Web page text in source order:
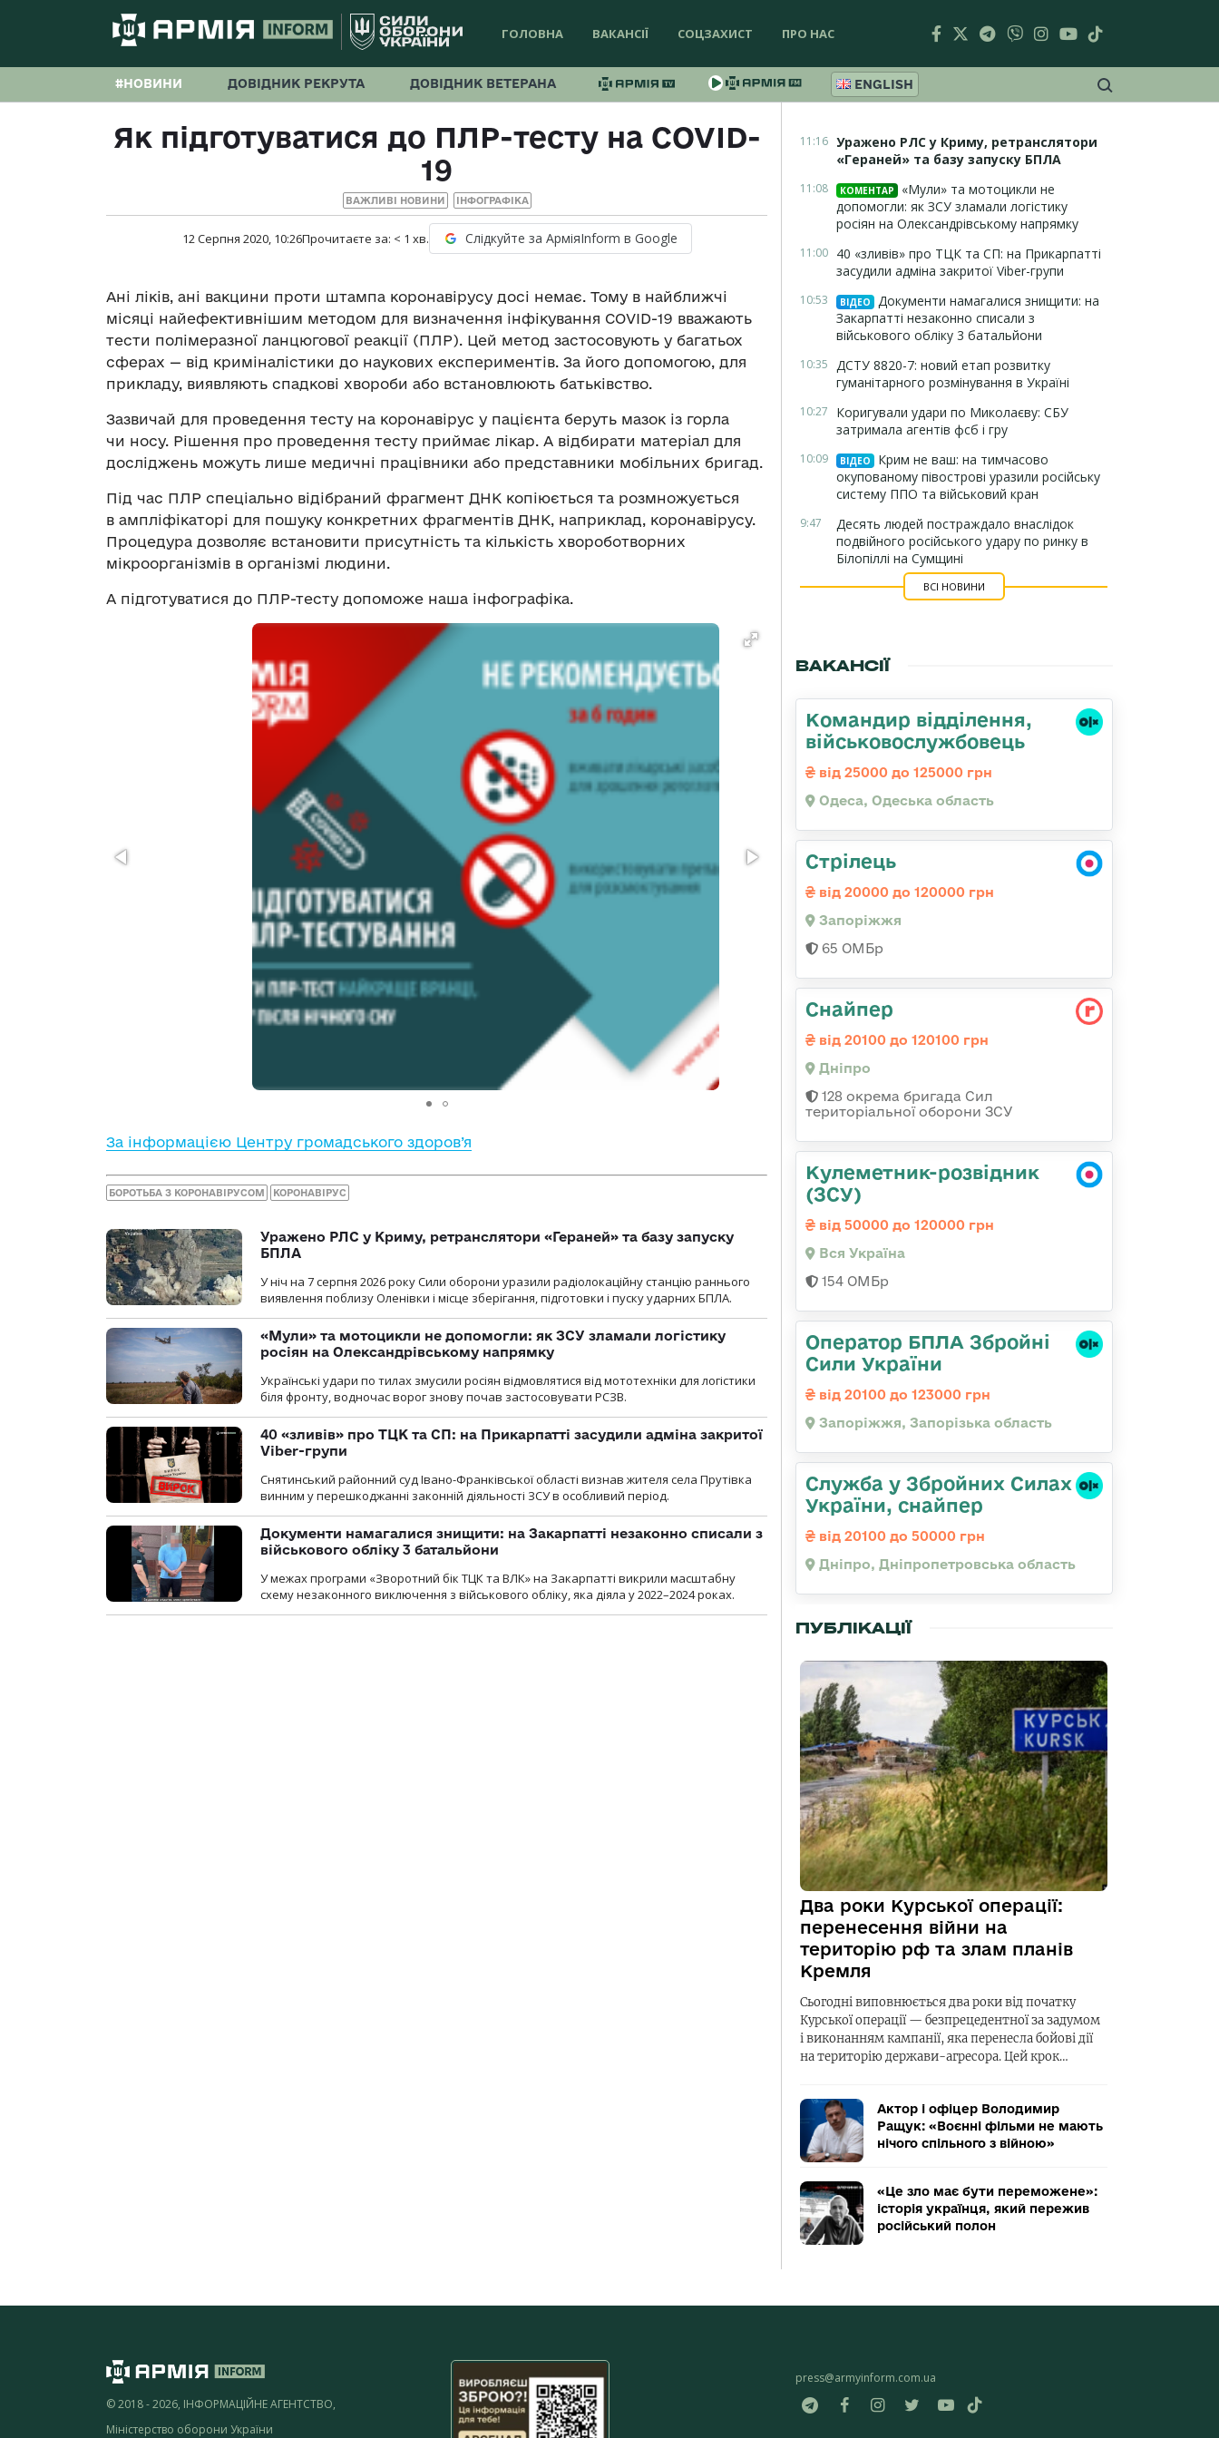
ГОЛОВНА ВАКАНСІЇ СОЦЗАХИСТ ПРО НАС
#НОВИНИ ДОВІДНИК РЕКРУТА ДОВІДНИК ВЕТЕРАНА ENGLISH
Як підготуватися до ПЛР-тесту на COVID-
19
ВАЖЛИВІ НОВИНИ ІНФОГРАФІКА
12 Серпня 2020, 10:26Прочитаєте за: < 1 хв. Слідкуйте за АрміяInform в Google
Ані ліків, ані вакцини проти штампа коронавірусу досі немає. Тому в найближчі
місяці найефективнішим методом для визначення інфікування COVID-19 вважають
тести полімеразної ланцюгової реакції (ПЛР). Цей метод застосовують у багатьох
сферах — від криміналістики до наукових експериментів. За його допомогою, для
прикладу, виявляють спадкові хвороби або встановлюють батьківство.
Зазвичай для проведення тесту на коронавірус у пацієнта беруть мазок із горла
чи носу. Рішення про проведення тесту приймає лікар. А відбирати матеріал для
досліджень можуть лише медичні працівники або представники мобільних бригад.
Під час ПЛР спеціально відібраний фрагмент ДНК копіюється та розмножується
в ампліфікаторі для пошуку конкретних фрагментів ДНК, наприклад, коронавірусу.
Процедура дозволяє встановити присутність та кількість хвороботворних
мікроорганізмів в організмі людини.
А підготуватися до ПЛР-тесту допоможе наша інфографіка.
За інформацією Центру громадського здоров’я
БОРОТЬБА З КОРОНАВІРУСОМ КОРОНАВІРУС
Уражено РЛС у Криму, ретранслятори «Гераней» та базу запуску
БПЛА
У ніч на 7 серпня 2026 року Сили оборони уразили радіолокаційну станцію раннього
виявлення поблизу Оленівки і місце зберігання, підготовки і пуску ударних БПЛА.
«Мули» та мотоцикли не допомогли: як ЗСУ зламали логістику
росіян на Олександрівському напрямку
Українські удари по тилах змусили росіян відмовлятися від мототехніки для логістики
біля фронту, водночас ворог знову почав застосовувати РСЗВ.
40 «зливів» про ТЦК та СП: на Прикарпатті засудили адміна закритої
Viber-групи
Снятинський районний суд Івано-Франківської області визнав жителя села Прутівка
винним у перешкоджанні законній діяльності ЗСУ в особливий період.
Документи намагалися знищити: на Закарпатті незаконно списали з
військового обліку 3 батальйони
У межах програми «Зворотний бік ТЦК та ВЛК» на Закарпатті викрили масштабну
схему незаконного виключення з військового обліку, яка діяла у 2022–2024 роках.
11:16 Уражено РЛС у Криму, ретранслятори
«Гераней» та базу запуску БПЛА
11:08 КОМЕНТАР
«Мули» та мотоцикли не
допомогли: як ЗСУ зламали логістику
росіян на Олександрівському напрямку
11:00 40 «зливів» про ТЦК та СП: на Прикарпатті
засудили адміна закритої Viber-групи
10:53 ВІДЕО
Документи намагалися знищити: на
Закарпатті незаконно списали з
військового обліку 3 батальйони
10:35 ДСТУ 8820-7: новий етап розвитку
гуманітарного розмінування в Україні
10:27
Коригували удари по Миколаєву: СБУ
затримала агентів фсб і гру
10:09 ВІДЕО
Крим не ваш: на тимчасово
окупованому півострові уразили російську
систему ППО та військовий кран
9:47
Десять людей постраждало внаслідок
подвійного російського удару по ринку в
Білопіллі на Сумщині
ВСІ НОВИНИ
ВАКАНСІЇ
Командир відділення,
військовослужбовець
від 25000 до 125000 грн
Одеса, Одеська область
Стрілець
від 20000 до 120000 грн
Запоріжжя
65 ОМБр
Снайпер
від 20100 до 120100 грн
Дніпро
128 окрема бригада Сил
територіальної оборони ЗСУ
Кулеметник-розвідник
(ЗСУ)
від 50000 до 120000 грн
Вся Україна
154 ОМБр
Оператор БПЛА Збройні
Сили України
від 20100 до 123000 грн
Запоріжжя, Запорізька область
Служба у Збройних Силах
України, снайпер
від 20100 до 50000 грн
Дніпро, Дніпропетровська область
ПУБЛІКАЦІЇ
Два роки Курської операції:
перенесення війни на
територію рф та злам планів
Кремля
Сьогодні виповнюється два роки від початку
Курської операції — безпрецедентної за задумом
і виконанням кампанії, яка перенесла бойові дії
на територію держави-агресора. Цей крок…
Актор і офіцер Володимир
Ращук: «Воєнні фільми не мають
нічого спільного з війною»
«Це зло має бути переможене»:
історія українця, який пережив
російський полон
© 2018 - 2026, ІНФОРМАЦІЙНЕ АГЕНТСТВО,
Міністерство оборони України
press@armyinform.com.ua